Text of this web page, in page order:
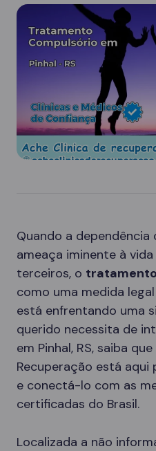
Quando a
ameaça iminente à
terceiros, o
como uma medida
está enfrentando uma
querido necessita de
em Pinhal, RS, saiba
Recuperação está aqui
e conectá-lo com as
certificadas do Brasil.
Localizada a não